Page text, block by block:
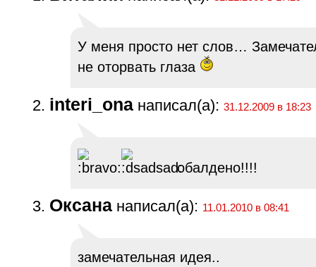
У меня просто нет слов…
не оторвать глаза
interi_ona написал(а): 31.12.2009 в 18:23
обалдено!!!!
Оксана написал(а): 11.01.2010 в 08:41
замечательная идея..